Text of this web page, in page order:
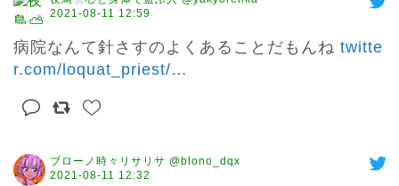
2021-08-11 12:59
病院なんて針さすのよくあることだもんね twitte
r.com/loquat_priest/…
ブローノ時々リサリサ @blono_dqx
2021-08-11 12:32